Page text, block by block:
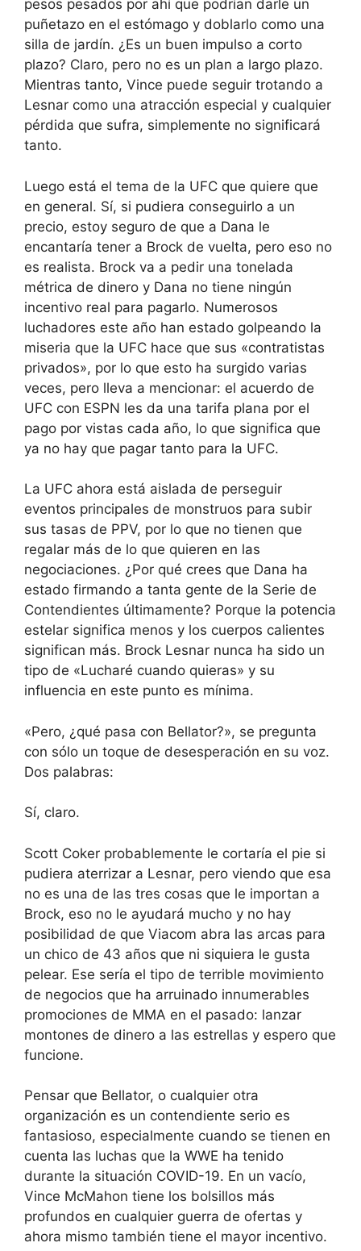
pesos pesados por ahí que podrían darle un
puñetazo en el estómago y doblarlo como una
silla de jardín. ¿Es un buen impulso a corto
plazo? Claro, pero no es un plan a largo plazo.
Mientras tanto, Vince puede seguir trotando a
Lesnar como una atracción especial y cualquier
pérdida que sufra, simplemente no significará
tanto.
Luego está el tema de la UFC que quiere que
en general. Sí, si pudiera conseguirlo a un
precio, estoy seguro de que a Dana le
encantaría tener a Brock de vuelta, pero eso no
es realista. Brock va a pedir una tonelada
métrica de dinero y Dana no tiene ningún
incentivo real para pagarlo. Numerosos
luchadores este año han estado golpeando la
miseria que la UFC hace que sus «contratistas
privados», por lo que esto ha surgido varias
veces, pero lleva a mencionar: el acuerdo de
UFC con ESPN les da una tarifa plana por el
pago por vistas cada año, lo que significa que
ya no hay que pagar tanto para la UFC.
La UFC ahora está aislada de perseguir
eventos principales de monstruos para subir
sus tasas de PPV, por lo que no tienen que
regalar más de lo que quieren en las
negociaciones. ¿Por qué crees que Dana ha
estado firmando a tanta gente de la Serie de
Contendientes últimamente? Porque la potencia
estelar significa menos y los cuerpos calientes
significan más. Brock Lesnar nunca ha sido un
tipo de «Lucharé cuando quieras» y su
influencia en este punto es mínima.
«Pero, ¿qué pasa con Bellator?», se pregunta
con sólo un toque de desesperación en su voz.
Dos palabras:
Sí, claro.
Scott Coker probablemente le cortaría el pie si
pudiera aterrizar a Lesnar, pero viendo que esa
no es una de las tres cosas que le importan a
Brock, eso no le ayudará mucho y no hay
posibilidad de que Viacom abra las arcas para
un chico de 43 años que ni siquiera le gusta
pelear. Ese sería el tipo de terrible movimiento
de negocios que ha arruinado innumerables
promociones de MMA en el pasado: lanzar
montones de dinero a las estrellas y espero que
funcione.
Pensar que Bellator, o cualquier otra
organización es un contendiente serio es
fantasioso, especialmente cuando se tienen en
cuenta las luchas que la WWE ha tenido
durante la situación COVID-19. En un vacío,
Vince McMahon tiene los bolsillos más
profundos en cualquier guerra de ofertas y
ahora mismo también tiene el mayor incentivo.